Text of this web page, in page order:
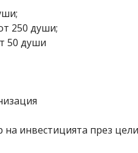
250 души;
50 души
инвестицията през